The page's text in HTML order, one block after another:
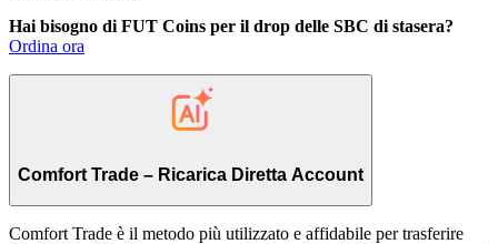
Hai bisogno di FUT Coins per il drop delle SBC di stasera?
Ordina ora
Comfort Trade – Ricarica Diretta Account
Comfort Trade è il metodo più utilizzato e affidabile per trasferire